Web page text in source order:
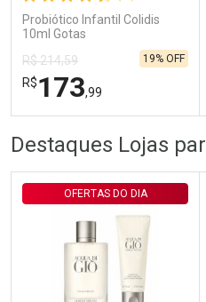
Por R$ 29,30/cada
Por R$ 29,30/cada
Probiótico Infantil Colidis
10ml Gotas
R$ 214,59
R$173,99
19% OFF
Laboratório
Por Menos
Destaques Lojas
OFERTAS DO DIA